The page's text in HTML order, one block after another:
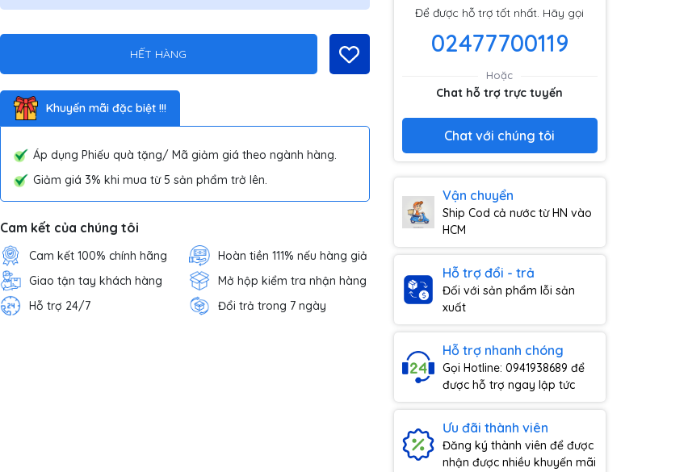
HẾT HÀNG
Khuyến mãi đặc biệt !!!
Áp dụng Phiếu quà tặng/ Mã giảm giá theo ngành hàng.
Giảm giá 3% khi mua từ 5 sản phẩm trở lên.
Cam kết của chúng tôi
Cam kết 100% chính hãng
Hoàn tiền 111% nếu hàng giả
Giao tận tay khách hàng
Mở hộp kiểm tra nhận hàng
Hỗ trợ 24/7
Đổi trả trong 7 ngày
Để được hỗ trợ tốt nhất. Hãy gọi
02477700119
Hoặc
Chat hỗ trợ trực tuyến
Chat với chúng tôi
Vận chuyển
Ship Cod cả nước từ HN vào
HCM
Hỗ trợ đổi - trả
Đối với sản phẩm lỗi sản
xuất
Hỗ trợ nhanh chóng
Gọi Hotline: 0941938689 để
được hỗ trợ ngay lập tức
Ưu đãi thành viên
Đăng ký thành viên để được
nhận được nhiều khuyến mãi